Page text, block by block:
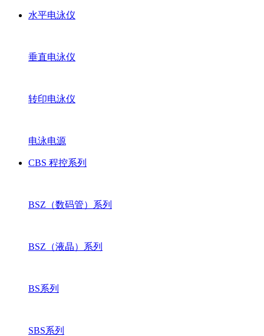
水平电泳仪
垂直电泳仪
转印电泳仪
电泳电源
CBS 程控系列
BSZ（数码管）系列
BSZ（液晶）系列
BS系列
SBS系列